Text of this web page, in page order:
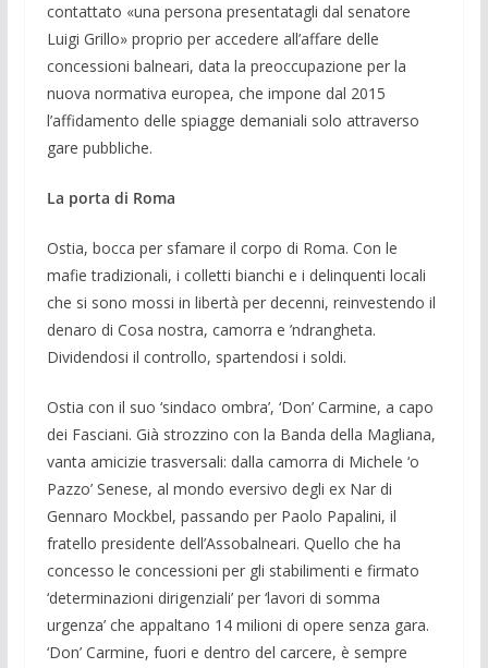
contattato «una persona presentatagli dal senatore
Luigi Grillo» proprio per accedere all’affare delle
concessioni balneari, data la preoccupazione per la
nuova normativa europea, che impone dal 2015
l’affidamento delle spiagge demaniali solo attraverso
gare pubbliche.
La porta di Roma
Ostia, bocca per sfamare il corpo di Roma. Con le
mafie tradizionali, i colletti bianchi e i delinquenti locali
che si sono mossi in libertà per decenni, reinvestendo il
denaro di Cosa nostra, camorra e ’ndrangheta.
Dividendosi il controllo, spartendosi i soldi.
Ostia con il suo ‘sindaco ombra’, ‘Don’ Carmine, a capo
dei Fasciani. Già strozzino con la Banda della Magliana,
vanta amicizie trasversali: dalla camorra di Michele ‘o
Pazzo’ Senese, al mondo eversivo degli ex Nar di
Gennaro Mockbel, passando per Paolo Papalini, il
fratello presidente dell’Assobalneari. Quello che ha
concesso le concessioni per gli stabilimenti e firmato
‘determinazioni dirigenziali’ per ‘lavori di somma
urgenza’ che appaltano 14 milioni di opere senza gara.
‘Don’ Carmine, fuori e dentro del carcere, è sempre